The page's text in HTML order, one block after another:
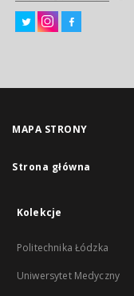
MAPA STRONY
Strona główna
Kolekcje
Politechnika Łódzka
Uniwersytet Medyczny